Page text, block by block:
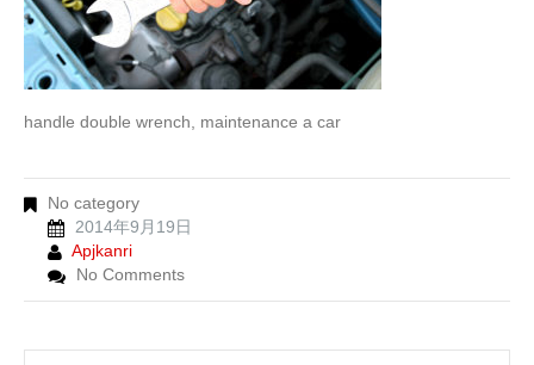
handle double wrench, maintenance a car
No category
2014年9月19日
Apjkanri
No Comments